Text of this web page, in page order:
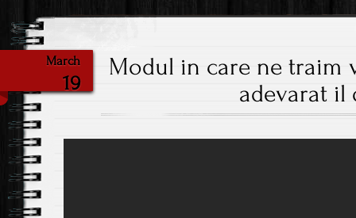
March
19
Modul in care ne traim
adevarat il